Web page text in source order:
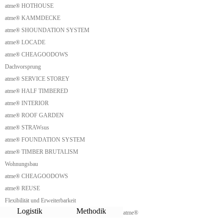
atme® HOTHOUSE
atme® KAMMDECKE
atme® SHOUNDATION SYSTEM
atme® LOCADE
atme® CHEAGOODOWS
Dachvorsprung
atme® SERVICE STOREY
atme® HALF TIMBERED
atme® INTERIOR
atme® ROOF GARDEN
atme® STRAWsus
atme® FOUNDATION SYSTEM
atme® TIMBER BRUTALISM
Wohnungsbau
atme® CHEAGOODOWS
atme® REUSE
Flexibilität und Erweiterbarkeit
Logistik Methodik
atme®
Strandhaus Fertighaus
Hochwertiges Tinyhaus
Familien-Tinyhaus
Urlaub Tinyhaus
Aufstocken Tinyhaus
Wellness Modul
Küchenmodul Garten
Parklet Social
Downsize Living
Downsizing
Waldchalet
Hobbithaus
Glamping
Cabin
Tiny Hochhaus
Mini Wohnturm
Shack
Triangle Shack